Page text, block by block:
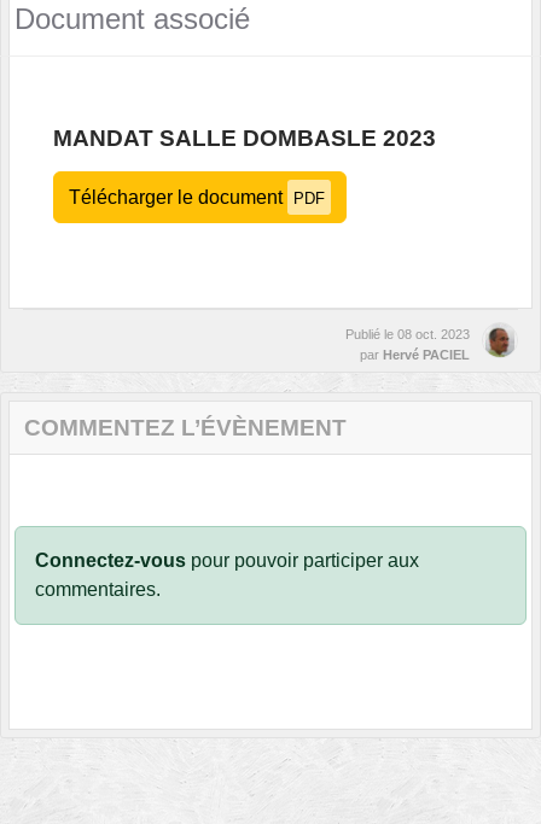
Document associé
MANDAT SALLE DOMBASLE 2023
Télécharger le document PDF
Publié le 08 oct. 2023
par Hervé PACIEL
COMMENTEZ L’ÉVÈNEMENT
Connectez-vous pour pouvoir participer aux
commentaires.